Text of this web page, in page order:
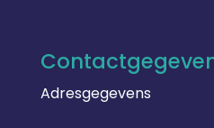
Adresgegevens